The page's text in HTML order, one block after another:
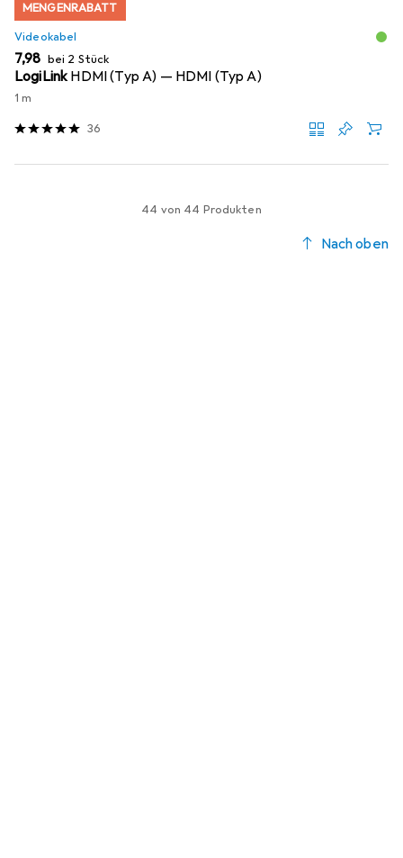
MENGENRABATT
Videokabel
EUR
7,98 bei 2 Stück
LogiLinkHDMI (Typ A) — HDMI (Typ A)
1 m
36
44 von 44 Produkten
Nach oben